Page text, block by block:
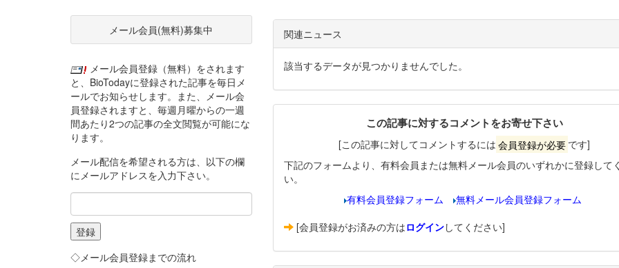
関連ニュース
該当するデータが見つかりませんでした。
この記事に対するコメントをお寄せ下さい
[この記事に対してコメントするには 会員登録が必要 です]
下記のフォームより、有料会員または無料メール会員のいずれかに登録して
い。
有料会員登録フォーム
無料メール会員登録フォーム
[会員登録がお済みの方はログインしてください]
メール会員(無料)募集中
メール会員登録（無料）をされます
と、BioTodayに登録された記事を毎日メ
ールでお知らせします。また、メール会
員登録されますと、毎週月曜からの一週
間あたり2つの記事の全文閲覧が可能にな
ります。
メール配信を希望される方は、以下の欄
にメールアドレスを入力下さい。
◇メール会員登録までの流れ